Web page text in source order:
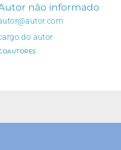
não informado
do autor